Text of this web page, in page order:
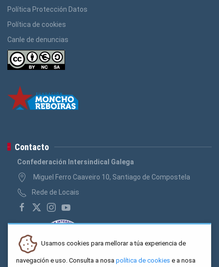
Política Protección Datos
Política de cookies
Canle de denuncias
Contacto
Confederación Intersindical Galega
Miguel Ferro Caaveiro 10, Santiago de Compostela
Rede de Locais
Usamos cookies para mellorar a túa experiencia de
navegación e uso. Consulta a nosa política de cookies e a nosa